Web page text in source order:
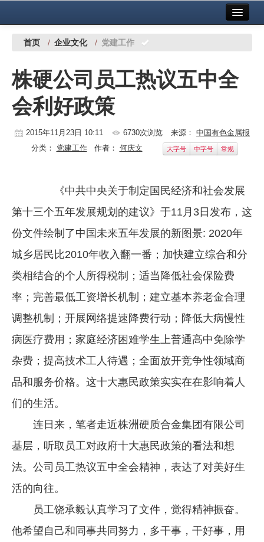
中国有色金属报社主办 广告服务
铜镍铅锌
铝
稀有稀土
镁钛
地矿 建设
党建工作
企业文化
《资源再生》杂志
数字报
首页 / 企业文化 / 党建工作
株硬公司员工热议五中全
会利好政策
2015年11月23日 10:11 6730次浏览 来源： 中国有色金属报
分类： 党建工作作者： 何庆文 大字号 中字号 常规
《中共中央关于制定国民经济和社会发展
第十三个五年发展规划的建议》于11月3日发布，这
份文件绘制了中国未来五年发展的新图景: 2020年
城乡居民比2010年收入翻一番；加快建立综合和分
类相结合的个人所得税制；适当降低社会保险费
率；完善最低工资增长机制；建立基本养老金合理
调整机制；开展网络提速降费行动；降低大病慢性
病医疗费用；家庭经济困难学生上普通高中免除学
杂费；提高技术工人待遇；全面放开竞争性领域商
品和服务价格。这十大惠民政策实实在在影响着人
们的生活。
连日来，笔者走近株洲硬质合金集团有限公司
基层，听取员工对政府十大惠民政策的看法和想
法。公司员工热议五中全会精神，表达了对美好生
活的向往。
员工饶承毅认真学习了文件，觉得精神振奋。
他希望自己和同事共同努力，多干事，干好事，用